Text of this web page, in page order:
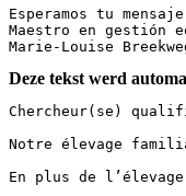
Esperamos tu
Maestro en gestión
Marie-Louise
Deze tekst werd
Chercheur(se)
Notre élevage
En plus de